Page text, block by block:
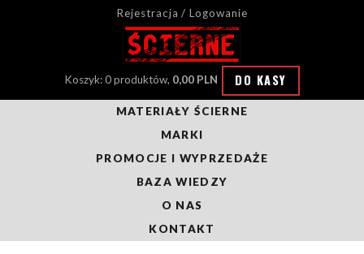
Rejestracja / Logowanie
Koszyk: 0 produktów, 0,00 PLN DO KASY
MATERIAŁY ŚCIERNE
MARKI
PROMOCJE I WYPRZEDAŻE
BAZA WIEDZY
O NAS
KONTAKT